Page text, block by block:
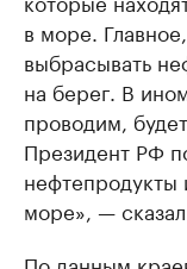
в море.
выбрасывать
на берег. В
проводим,
Президент РФ
нефтепродукты
море», — сказал